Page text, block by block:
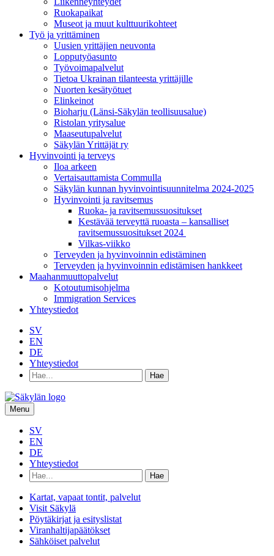
Ruokapaikat
Museot ja muut kulttuurikohteet
Työ ja yrittä­minen
Uusien yrittäjien neuvonta
Lopputyöasunto
Työvoimapalvelut
Tietoa Ukrainan tilanteesta yrittäjille
Nuorten kesätyötuet
Elinkeinot
Bioharju (Länsi-Säkylän teollisuusalue)
Ristolan yritysalue
Maaseutupalvelut
Säkylän Yrittäjät ry
Hyvinvointi ja terveys
Iloa arkeen
Vertaisauttamista Commulla
Säkylän kunnan hyvinvointisuunnitelma 2024-2025
Hyvinvointi ja ravitsemus
Ruoka- ja ravitsemussuositukset
Kestävää terveyttä ruoasta – kansalliset
ravitsemussuositukset 2024
Vilkas-viikko
Terveyden ja hyvinvoinnin edistäminen
Terveyden ja hyvinvoinnin edistämisen hankkeet
Maahanmuuttopalvelut
Kotoutumisohjelma
Immigration Services
Yhteystiedot
SV
EN
DE
Yhteystiedot
Hae
hakusanalla:
Menu
SV
EN
DE
Yhteystiedot
Hae
hakusanalla:
Kartat, vapaat tontit, palvelut
Visit Säkylä
Pöytäkirjat ja esityslistat
Viranhaltijapäätökset
Sähköiset palvelut